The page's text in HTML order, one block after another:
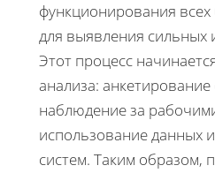
функционирования
для выявления сильных
Этот процесс
анализа: анкетирование
наблюдение за
использование данных
систем. Таким образом,